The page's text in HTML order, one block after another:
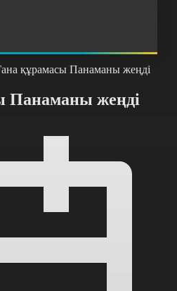
құрамасы Панаманы жеңді
Панаманы жеңді